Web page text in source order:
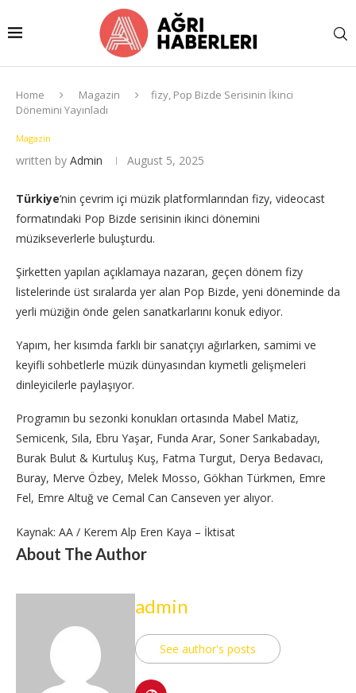
Home Magazin
fizy, Pop Bizde Serisinin İkinci
Dönemini Yayınladı
Magazin
written by Admin August 5, 2025
Türkiye‘nin çevrim içi müzik platformlarından fizy, videocast
formatındaki Pop Bizde serisinin ikinci dönemini
müzikseverlerle buluşturdu.
Şirketten yapılan açıklamaya nazaran, geçen dönem fizy
listelerinde üst sıralarda yer alan Pop Bizde, yeni döneminde da
yerli müziğin önde gelen sanatkarlarını konuk ediyor.
Yapım, her kısımda farklı bir sanatçıyı ağırlarken, samimi ve
keyifli sohbetlerle müzik dünyasından kıymetli gelişmeleri
dinleyicilerle paylaşıyor.
Programın bu sezonki konukları ortasında Mabel Matiz,
Semicenk, Sıla, Ebru Yaşar, Funda Arar, Soner Sarıkabadayı,
Burak Bulut & Kurtuluş Kuş, Fatma Turgut, Derya Bedavacı,
Buray, Merve Özbey, Melek Mosso, Gökhan Türkmen, Emre
Fel, Emre Altuğ ve Cemal Can Canseven yer alıyor.
Kaynak: AA / Kerem Alp Eren Kaya – İktisat
About The Author
admin
See author's posts